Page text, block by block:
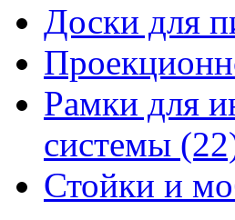
Доски для
Рамки для
системы
Стойки и